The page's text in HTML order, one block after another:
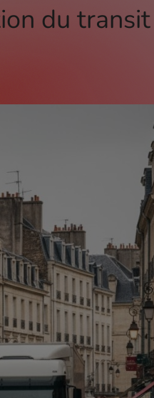
du
Nico